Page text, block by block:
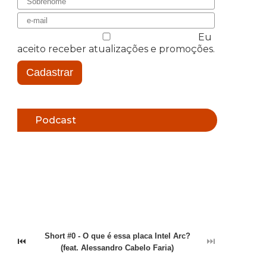
Eu
aceito receber atualizações e promoções.
Cadastrar
Podcast
⏮
Short #0 - O que é essa placa Intel Arc?
(feat. Alessandro Cabelo Faria)
⏭